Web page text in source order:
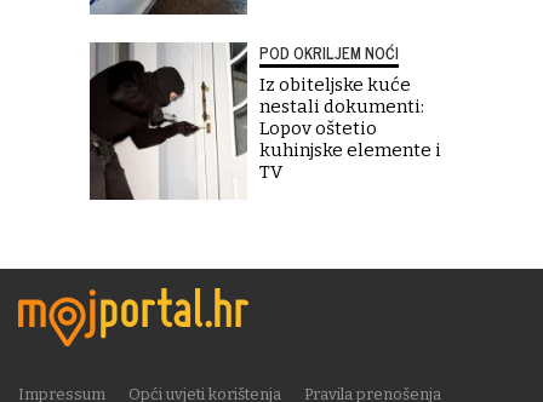
POD OKRILJEM NOĆI
Iz obiteljske kuće
nestali dokumenti:
Lopov oštetio
kuhinjske elemente i
TV
Impressum Opći uvjeti korištenja
Pravila prenošenja